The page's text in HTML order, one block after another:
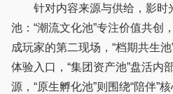
针对内容来源与供给，影时
池：“潮流文化池”专注价值共创
成玩家的第二现场，“档期共生
体验入口，“集团资产池”盘活内
源，“原生孵化池”则围绕“陪伴”